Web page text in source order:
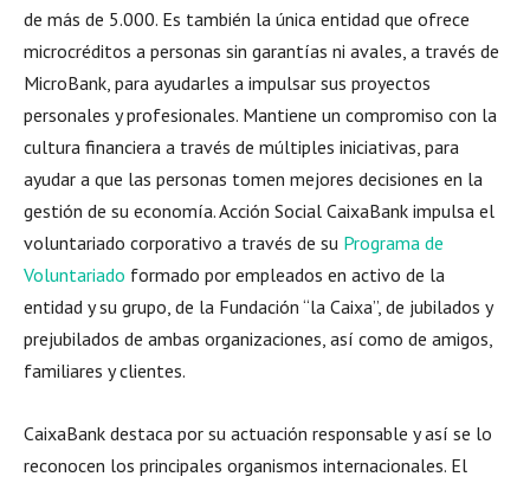
de más de 5.000. Es también la única entidad que ofrece
microcréditos a personas sin garantías ni avales, a través de
MicroBank, para ayudarles a impulsar sus proyectos
personales y profesionales. Mantiene un compromiso con la
cultura financiera a través de múltiples iniciativas, para
ayudar a que las personas tomen mejores decisiones en la
gestión de su economía. Acción Social CaixaBank impulsa el
voluntariado corporativo a través de su Programa de
Voluntariado formado por empleados en activo de la
entidad y su grupo, de la Fundación “la Caixa”, de jubilados y
prejubilados de ambas organizaciones, así como de amigos,
familiares y clientes.
CaixaBank destaca por su actuación responsable y así se lo
reconocen los principales organismos internacionales. El